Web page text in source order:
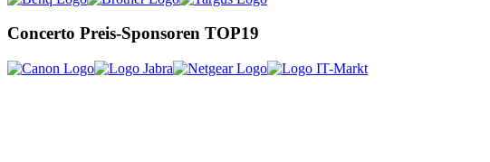
Concerto Preis-Sponsoren TOP19